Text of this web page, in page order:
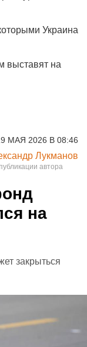
Украина
выставят на
МАЯ 2026 В 08:46
Лукманов
на
закрыться